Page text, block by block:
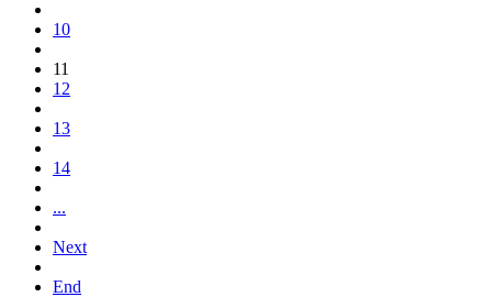
10
11
12
13
14
...
Next
End